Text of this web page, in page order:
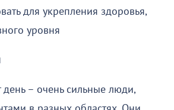
для укрепления здоровья,
уровня
день – очень сильные люди,